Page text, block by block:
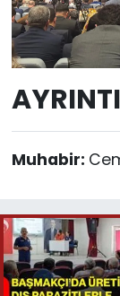
Muhabir: